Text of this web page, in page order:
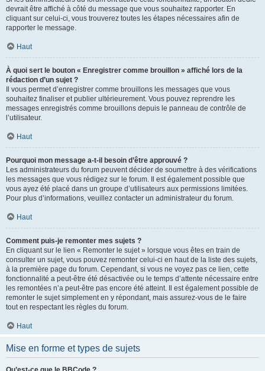
devrait être affiché à côté du message que vous souhaitez rapporter. En
cliquant sur celui-ci, vous trouverez toutes les étapes nécessaires afin de
rapporter le message.
Haut
À quoi sert le bouton « Enregistrer comme brouillon » affiché lors de la
rédaction d’un sujet ?
Il vous permet d’enregistrer comme brouillons les messages que vous
souhaitez finaliser et publier ultérieurement. Vous pouvez reprendre les
messages enregistrés comme brouillons depuis le panneau de contrôle de
l’utilisateur.
Haut
Pourquoi mon message a-t-il besoin d’être approuvé ?
Les administrateurs du forum peuvent décider de soumettre à des vérifications
les messages que vous rédigez sur le forum. Il est également possible que
vous ayez été placé dans un groupe d’utilisateurs aux permissions limitées.
Pour plus d’informations, veuillez contacter un administrateur du forum.
Haut
Comment puis-je remonter mes sujets ?
En cliquant sur le lien « Remonter le sujet » lorsque vous êtes en train de
consulter un sujet, vous pouvez remonter celui-ci en haut de la liste des sujets,
à la première page du forum. Cependant, si vous ne voyez pas ce lien, cette
fonctionnalité a peut-être été désactivée ou le temps d’attente nécessaire entre
les remontées n’a peut-être pas encore été atteint. Il est également possible de
remonter le sujet simplement en y répondant, mais assurez-vous de le faire
tout en respectant les règles du forum.
Haut
Mise en forme et types de sujets